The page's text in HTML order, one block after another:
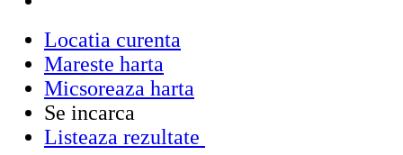
Locatia curenta
Mareste harta
Micsoreaza harta
Se incarca
Listeaza rezultate